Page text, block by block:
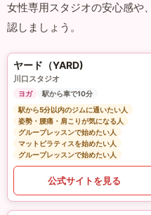
女性専用スタジオの安心感や
認しましょう。
ヤード（YARD)
川口スタジオ
ヨガ
駅から車で10分
駅から5分以内のジムに通いたい人
姿勢・腰痛・肩こりが気になる人
グループレッスンで始めたい人
マットピラティスを始めたい人
グループレッスンで始めたい人
公式サイトを見る